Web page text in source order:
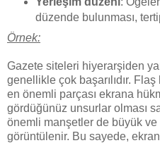
düzende bulunması,
Örnek:
Gazete siteleri hiyerarşiden
genellikle çok başarılıdır.
en önemli parçası ekrana
gördüğünüz unsurlar olması
önemli manşetler de büyük ve
görüntülenir. Bu sayede,